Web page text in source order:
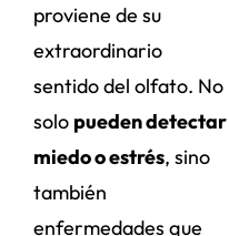
proviene de su
extraordinario
sentido del olfato. No
solo pueden detectar
miedo o estrés, sino
también
enfermedades que